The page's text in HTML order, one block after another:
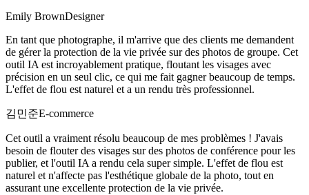
Emily BrownDesigner
En tant que photographe, il m'arrive que des clients me demandent
de gérer la protection de la vie privée sur des photos de groupe. Cet
outil IA est incroyablement pratique, floutant les visages avec
précision en un seul clic, ce qui me fait gagner beaucoup de temps.
L'effet de flou est naturel et a un rendu très professionnel.
김민준E-commerce
Cet outil a vraiment résolu beaucoup de mes problèmes ! J'avais
besoin de flouter des visages sur des photos de conférence pour les
publier, et l'outil IA a rendu cela super simple. L'effet de flou est
naturel et n'affecte pas l'esthétique globale de la photo, tout en
assurant une excellente protection de la vie privée.